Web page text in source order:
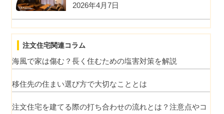
2026年4月7日
注文住宅関連コラム
海風で家は傷む？長く住むための塩害対策を解説
移住先の住まい選び方で大切なこととは
注文住宅を建てる際の打ち合わせの流れとは？注意点やコ